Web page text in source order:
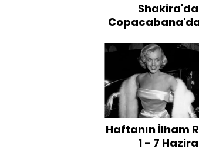
Haftanın İlham
1 - 7